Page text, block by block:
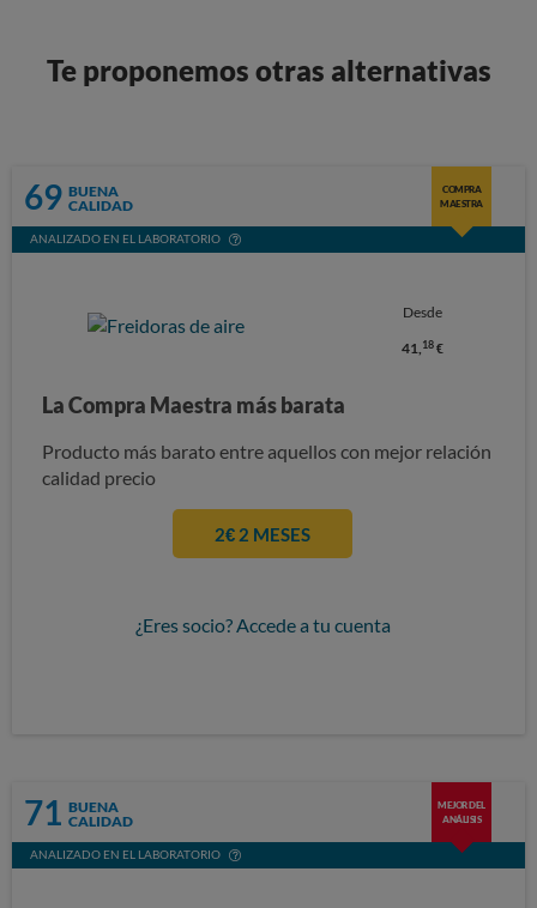
Te proponemos otras alternativas
69 BUENA
CALIDAD
COMPRA
MAESTRA
ANALIZADO EN EL LABORATORIO
Desde
41,18€
La Compra Maestra más barata
Producto más barato entre aquellos con mejor relación
calidad precio
2€ 2 MESES
¿Eres socio? Accede a tu cuenta
71 BUENA
CALIDAD
MEJOR DEL
ANÁLISIS
ANALIZADO EN EL LABORATORIO